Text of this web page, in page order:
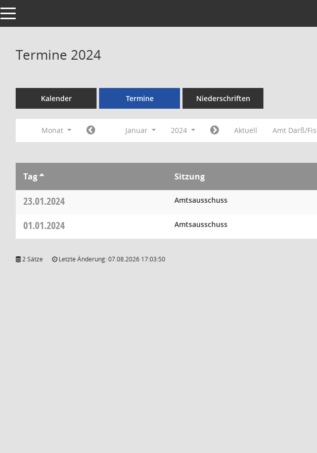
Toggle navigation
Termine 2024
Kalender Termine Niederschriften
Monat Januar 2024 Aktuell Amt Darß/
Tag Sitzung
23.01.2024 Amtsausschuss
01.01.2024 Amtsausschuss
2 Sätze Letzte Änderung: 07.08.2026 17:03:50